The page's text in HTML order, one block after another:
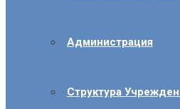
Администрация
Структура